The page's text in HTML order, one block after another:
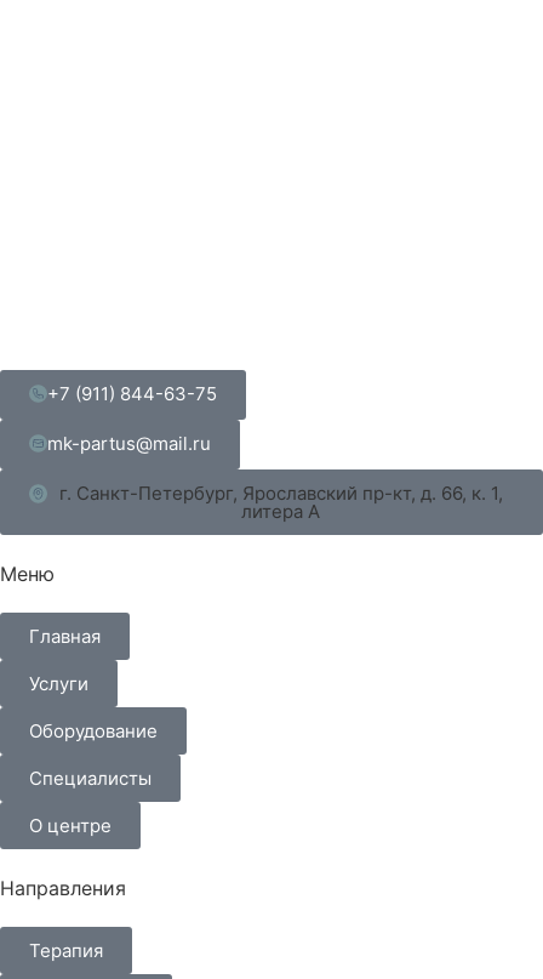
+7 (911) 844-63-75
mk-partus@mail.ru
г. Санкт-Петербург, Ярославский пр-кт, д. 66, к. 1,
литера А
Меню
Главная
Услуги
Оборудование
Специалисты
О центре
Направления
Терапия